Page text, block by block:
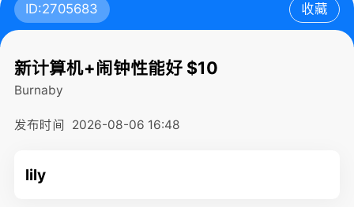
ID:2705683 收藏
新计算机+闹钟性能好 $10
Burnaby
发布时间 2026-08-06 16:48
lily